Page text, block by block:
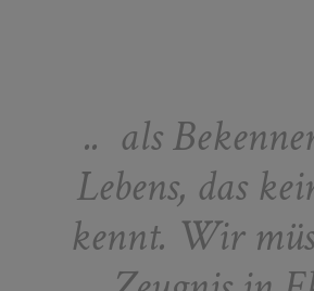
.. als
Lebens, das
kennt. Wir